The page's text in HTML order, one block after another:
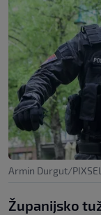
Armin Durgut/
Županijsko